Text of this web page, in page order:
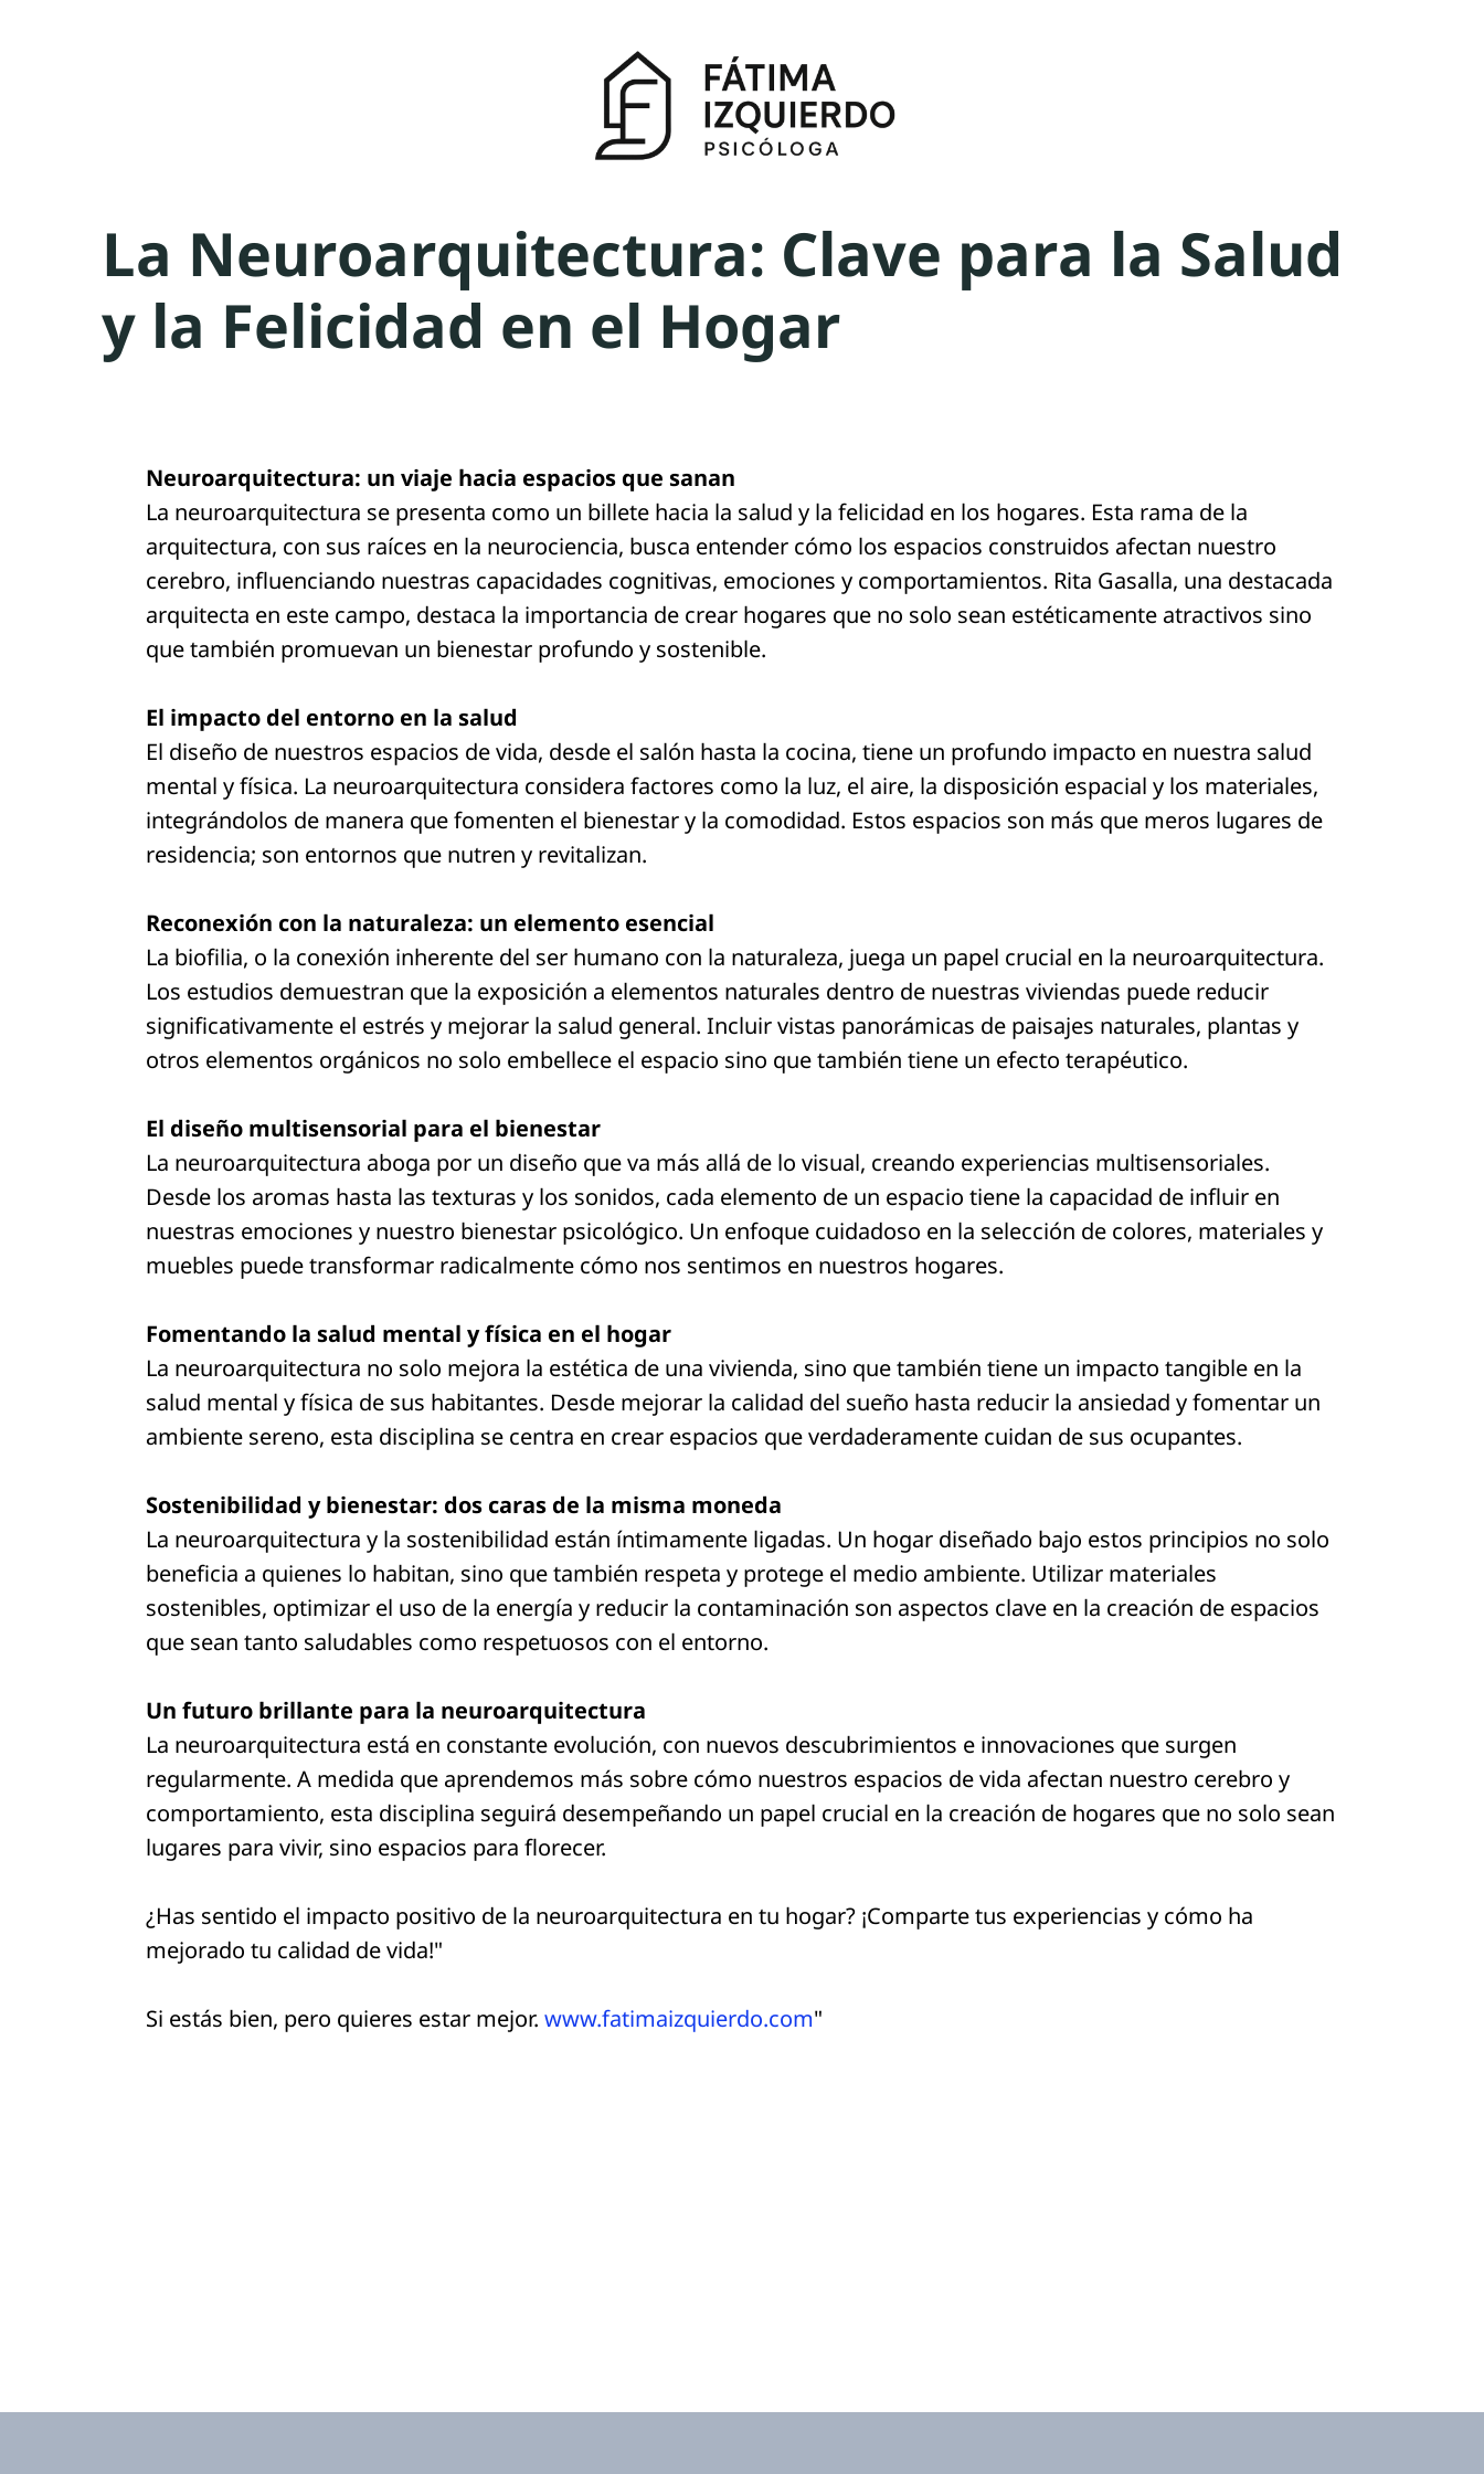
La Neuroarquitectura: Clave para la Salud
y la Felicidad en el Hogar
Neuroarquitectura: un viaje hacia espacios que sanan
La neuroarquitectura se presenta como un billete hacia la salud y la felicidad en los hogares. Esta rama de la
arquitectura, con sus raíces en la neurociencia, busca entender cómo los espacios construidos afectan nuestro
cerebro, influenciando nuestras capacidades cognitivas, emociones y comportamientos. Rita Gasalla, una destacada
arquitecta en este campo, destaca la importancia de crear hogares que no solo sean estéticamente atractivos sino
que también promuevan un bienestar profundo y sostenible.
El impacto del entorno en la salud
El diseño de nuestros espacios de vida, desde el salón hasta la cocina, tiene un profundo impacto en nuestra salud
mental y física. La neuroarquitectura considera factores como la luz, el aire, la disposición espacial y los materiales,
integrándolos de manera que fomenten el bienestar y la comodidad. Estos espacios son más que meros lugares de
residencia; son entornos que nutren y revitalizan.
Reconexión con la naturaleza: un elemento esencial
La biofilia, o la conexión inherente del ser humano con la naturaleza, juega un papel crucial en la neuroarquitectura.
Los estudios demuestran que la exposición a elementos naturales dentro de nuestras viviendas puede reducir
significativamente el estrés y mejorar la salud general. Incluir vistas panorámicas de paisajes naturales, plantas y
otros elementos orgánicos no solo embellece el espacio sino que también tiene un efecto terapéutico.
El diseño multisensorial para el bienestar
La neuroarquitectura aboga por un diseño que va más allá de lo visual, creando experiencias multisensoriales.
Desde los aromas hasta las texturas y los sonidos, cada elemento de un espacio tiene la capacidad de influir en
nuestras emociones y nuestro bienestar psicológico. Un enfoque cuidadoso en la selección de colores, materiales y
muebles puede transformar radicalmente cómo nos sentimos en nuestros hogares.
Fomentando la salud mental y física en el hogar
La neuroarquitectura no solo mejora la estética de una vivienda, sino que también tiene un impacto tangible en la
salud mental y física de sus habitantes. Desde mejorar la calidad del sueño hasta reducir la ansiedad y fomentar un
ambiente sereno, esta disciplina se centra en crear espacios que verdaderamente cuidan de sus ocupantes.
Sostenibilidad y bienestar: dos caras de la misma moneda
La neuroarquitectura y la sostenibilidad están íntimamente ligadas. Un hogar diseñado bajo estos principios no solo
beneficia a quienes lo habitan, sino que también respeta y protege el medio ambiente. Utilizar materiales
sostenibles, optimizar el uso de la energía y reducir la contaminación son aspectos clave en la creación de espacios
que sean tanto saludables como respetuosos con el entorno.
Un futuro brillante para la neuroarquitectura
La neuroarquitectura está en constante evolución, con nuevos descubrimientos e innovaciones que surgen
regularmente. A medida que aprendemos más sobre cómo nuestros espacios de vida afectan nuestro cerebro y
comportamiento, esta disciplina seguirá desempeñando un papel crucial en la creación de hogares que no solo sean
lugares para vivir, sino espacios para florecer.
¿Has sentido el impacto positivo de la neuroarquitectura en tu hogar? ¡Comparte tus experiencias y cómo ha
mejorado tu calidad de vida!"
Si estás bien, pero quieres estar mejor. www.fatimaizquierdo.com"